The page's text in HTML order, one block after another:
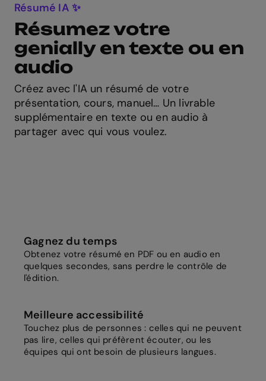
Résumé IA ✨
Résumez votre
genially en texte ou en
audio
Créez avec l'IA un résumé de votre
présentation, cours, manuel… Un livrable
supplémentaire en texte ou en audio à
partager avec qui vous voulez.
Gagnez du temps
Obtenez votre résumé en PDF ou en audio en
quelques secondes, sans perdre le contrôle de
l'édition.
Meilleure accessibilité
Touchez plus de personnes : celles qui ne peuvent
pas lire, celles qui préfèrent écouter, ou les
équipes qui ont besoin de plusieurs langues.